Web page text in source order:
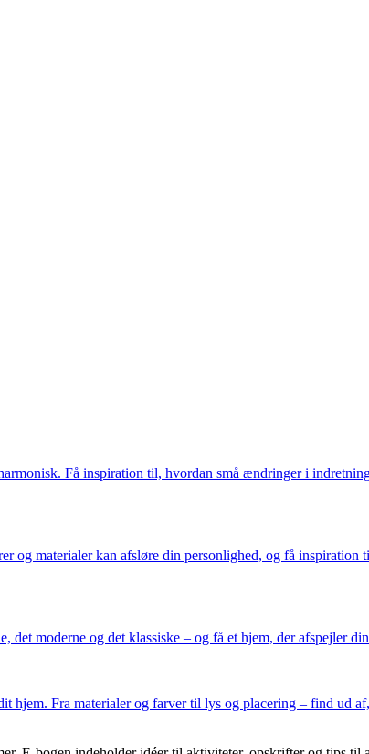
Få inspiration til, hvordan små ændringer i
materialer kan afsløre din personlighed, og få inspiration
moderne og det klassiske – og få et hjem, der afspejler
Fra materialer og farver til lys og placering – find ud